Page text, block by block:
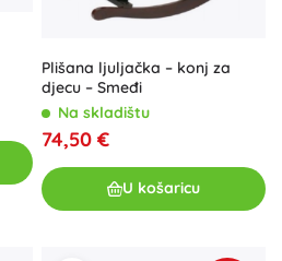
Plišana ljuljačka – konj za
djecu – Smeđi
Na skladištu
74,50 €
U košaricu